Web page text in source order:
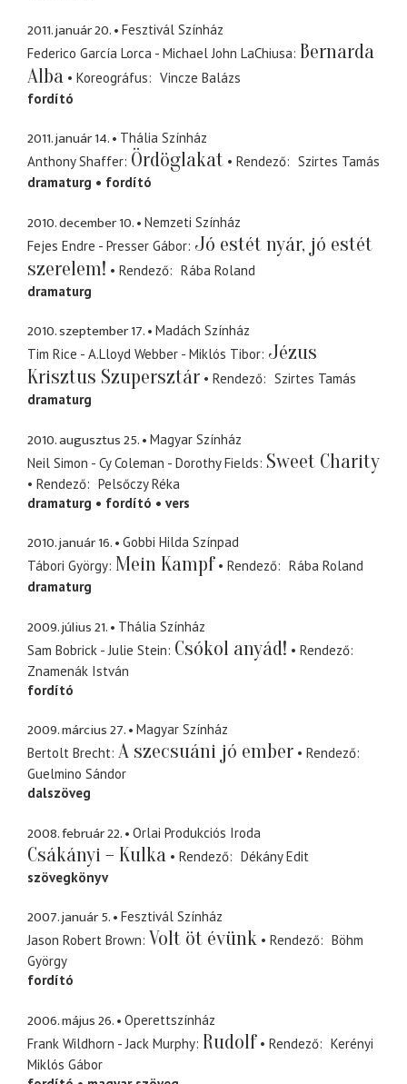
2011. január 20.
Fesztivál Színház
Federico García Lorca - Michael John LaChiusa Bernarda
Alba
Koreográfus
Vincze Balázs
fordító
2011. január 14.
Thália Színház
Anthony Shaffer Ördöglakat Rendező
Szirtes Tamás
dramaturg
fordító
2010. december 10.
Nemzeti Színház
Fejes Endre - Presser Gábor Jó estét nyár, jó estét
szerelem!
Rendező
Rába Roland
dramaturg
2010. szeptember 17.
Madách Színház
Tim Rice - A.Lloyd Webber - Miklós Tibor Jézus
Krisztus Szupersztár
Rendező
Szirtes Tamás
dramaturg
2010. augusztus 25.
Magyar Színház
Neil Simon - Cy Coleman - Dorothy Fields Sweet Charity
Rendező
Pelsőczy Réka
dramaturg
fordító vers
2010. január 16.
Gobbi Hilda Színpad
Tábori György Mein Kampf Rendező
Rába Roland
dramaturg
2009. július 21.
Thália Színház
Sam Bobrick - Julie Stein Csókol anyád!
Rendező
Znamenák István
fordító
2009. március 27.
Magyar Színház
Bertolt Brecht A szecsuáni jó ember
Rendező
Guelmino Sándor
dalszöveg
2008. február 22. Orlai Produkciós Iroda
Csákányi – Kulka Rendező
Dékány Edit
szövegkönyv
2007. január 5.
Fesztivál Színház
Jason Robert Brown Volt öt évünk Rendező
Böhm
György
fordító
2006. május 26.
Operettszínház
Frank Wildhorn - Jack Murphy Rudolf Rendező
Kerényi
Miklós Gábor